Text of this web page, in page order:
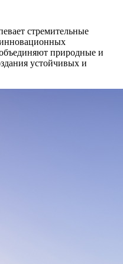
стремительные
природные и
устойчивых и